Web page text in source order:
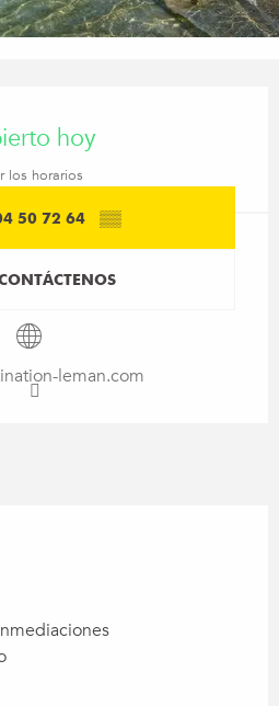
hoy
los horarios
50 72 64 ▒▒
leman.com